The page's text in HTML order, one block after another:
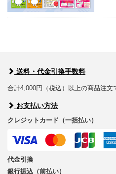
送料・代金引換手数料
合計4,000円（税込）以上の商品注文
お支払い方法
クレジットカード（一括払い）
代金引換
銀行振込（前払い）